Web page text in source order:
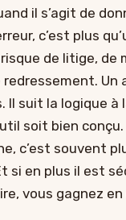
il s’agit de
c’est plus
de litige, de
redressement. Un
Il suit la logique à
soit bien conçu.
c’est souvent
si en plus il est
vous gagnez en